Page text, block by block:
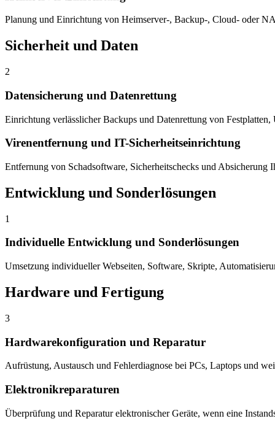
Planung und Einrichtung von Heimserver-, Backup-, Cloud- oder
Sicherheit und Daten
2
Datensicherung und Datenrettung
Einrichtung verlässlicher Backups und Datenrettung von
Virenentfernung und IT-Sicherheitseinrichtung
Entfernung von Schadsoftware, Sicherheitschecks und Absicherung
Entwicklung und Sonderlösungen
1
Individuelle Entwicklung und Sonderlösungen
Umsetzung individueller Webseiten, Software, Skripte,
Hardware und Fertigung
3
Hardwarekonfiguration und Reparatur
Aufrüstung, Austausch und Fehlerdiagnose bei PCs, Laptops und
Elektronikreparaturen
Überprüfung und Reparatur elektronischer Geräte, wenn eine